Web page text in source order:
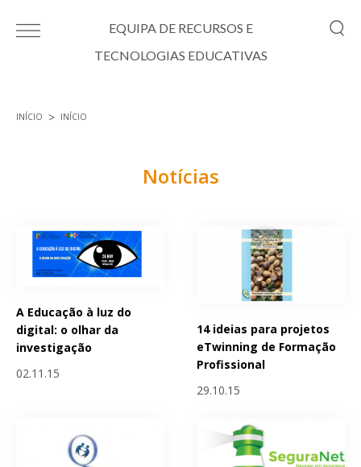
EQUIPA DE RECURSOS E
TECNOLOGIAS EDUCATIVAS
INÍCIO INÍCIO
Notícias
A Educação à luz do
digital: o olhar da
investigação
02.11.15
14 ideias para projetos
eTwinning de Formação
Profissional
29.10.15
Páginas